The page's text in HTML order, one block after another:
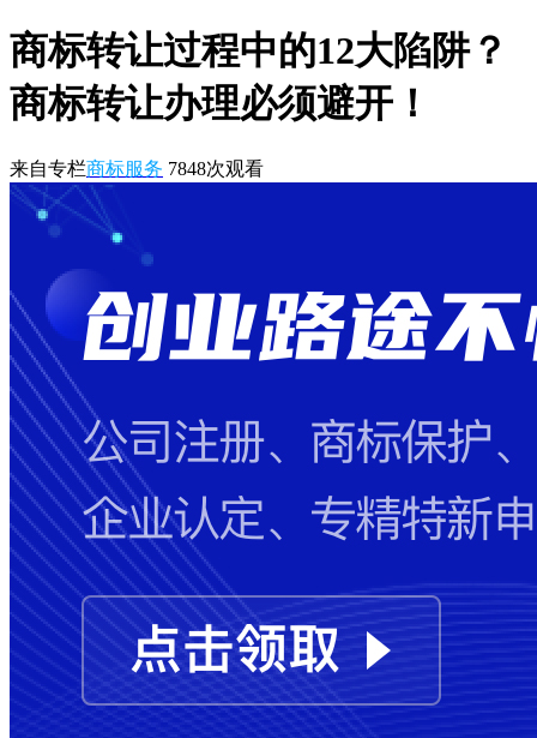
商标转让过程中的12大陷阱？
商标转让办理必须避开！
来自专栏商标服务 7848次观看